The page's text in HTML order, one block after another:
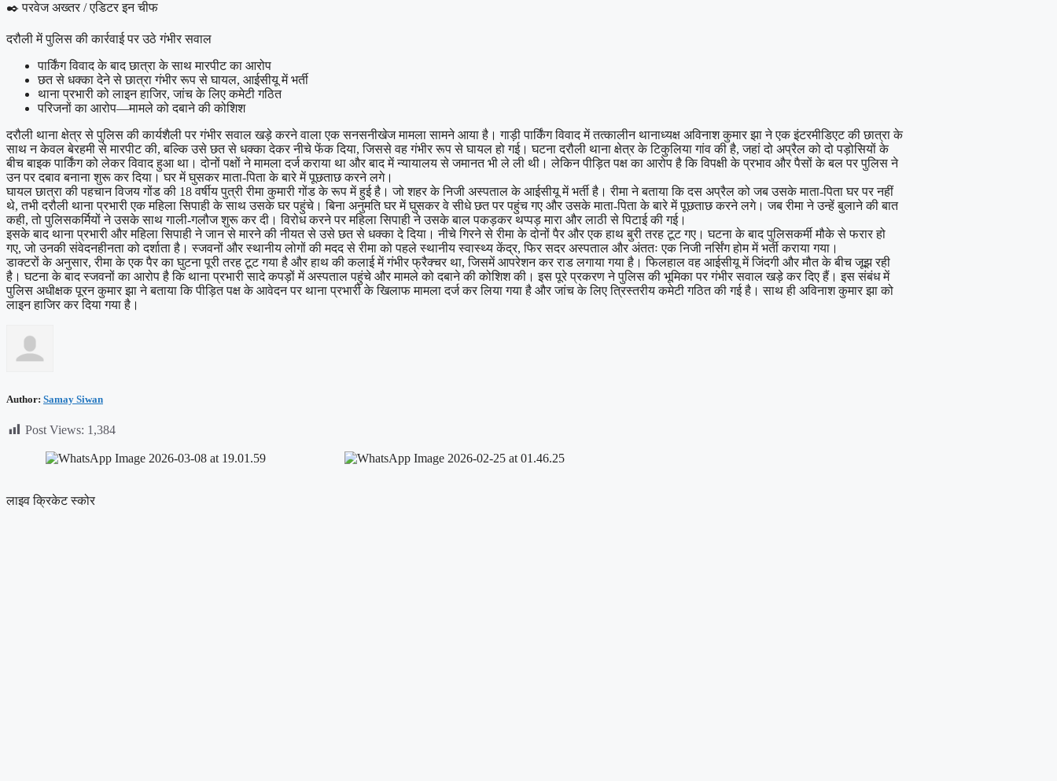
✒️ परवेज अख्तर / एडिटर इन चीफ
दरौली में पुलिस की कार्रवाई पर उठे गंभीर सवाल
पार्किंग विवाद के बाद छात्रा के साथ मारपीट का आरोप
छत से धक्का देने से छात्रा गंभीर रूप से घायल, आईसीयू में भर्ती
थाना प्रभारी को लाइन हाजिर, जांच के लिए कमेटी गठित
परिजनों का आरोप—मामले को दबाने की कोशिश
दरौली थाना क्षेत्र से पुलिस की कार्यशैली पर गंभीर सवाल खड़े करने वाला एक सनसनीखेज मामला सामने आया है। गाड़ी पार्किंग विवाद में तत्कालीन थानाध्यक्ष अविनाश कुमार झा ने एक इंटरमीडिएट की छात्रा के
साथ न केवल बेरहमी से मारपीट की, बल्कि उसे छत से धक्का देकर नीचे फेंक दिया, जिससे वह गंभीर रूप से घायल हो गई। घटना दरौली थाना क्षेत्र के टिकुलिया गांव की है, जहां दो अप्रैल को दो पड़ोसियों के
बीच बाइक पार्किंग को लेकर विवाद हुआ था। दोनों पक्षों ने मामला दर्ज कराया था और बाद में न्यायालय से जमानत भी ले ली थी। लेकिन पीड़ित पक्ष का आरोप है कि विपक्षी के प्रभाव और पैसों के बल पर पुलिस ने
उन पर दबाव बनाना शुरू कर दिया। घर में घुसकर माता-पिता के बारे में पूछताछ करने लगे।
घायल छात्रा की पहचान विजय गोंड की 18 वर्षीय पुत्री रीमा कुमारी गोंड के रूप में हुई है। जो शहर के निजी अस्पताल के आईसीयू में भर्ती है। रीमा ने बताया कि दस अप्रैल को जब उसके माता-पिता घर पर नहीं
थे, तभी दरौली थाना प्रभारी एक महिला सिपाही के साथ उसके घर पहुंचे। बिना अनुमति घर में घुसकर वे सीधे छत पर पहुंच गए और उसके माता-पिता के बारे में पूछताछ करने लगे। जब रीमा ने उन्हें बुलाने की बात
कही, तो पुलिसकर्मियों ने उसके साथ गाली-गलौज शुरू कर दी। विरोध करने पर महिला सिपाही ने उसके बाल पकड़कर थप्पड़ मारा और लाठी से पिटाई की गई।
इसके बाद थाना प्रभारी और महिला सिपाही ने जान से मारने की नीयत से उसे छत से धक्का दे दिया। नीचे गिरने से रीमा के दोनों पैर और एक हाथ बुरी तरह टूट गए। घटना के बाद पुलिसकर्मी मौके से फरार हो
गए, जो उनकी संवेदनहीनता को दर्शाता है। स्जवनों और स्थानीय लोगों की मदद से रीमा को पहले स्थानीय स्वास्थ्य केंद्र, फिर सदर अस्पताल और अंततः एक निजी नर्सिंग होम में भर्ती कराया गया।
डाक्टरों के अनुसार, रीमा के एक पैर का घुटना पूरी तरह टूट गया है और हाथ की कलाई में गंभीर फ्रैक्चर था, जिसमें आपरेशन कर राड लगाया गया है। फिलहाल वह आईसीयू में जिंदगी और मौत के बीच जूझ रही
है। घटना के बाद स्जवनों का आरोप है कि थाना प्रभारी सादे कपड़ों में अस्पताल पहुंचे और मामले को दबाने की कोशिश की। इस पूरे प्रकरण ने पुलिस की भूमिका पर गंभीर सवाल खड़े कर दिए हैं। इस संबंध में
पुलिस अधीक्षक पूरन कुमार झा ने बताया कि पीड़ित पक्ष के आवेदन पर थाना प्रभारी के खिलाफ मामला दर्ज कर लिया गया है और जांच के लिए त्रिस्तरीय कमेटी गठित की गई है। साथ ही अविनाश कुमार झा को
लाइन हाजिर कर दिया गया है।
Author: Samay Siwan
Post Views: 1,384
लाइव क्रिकेट स्कोर